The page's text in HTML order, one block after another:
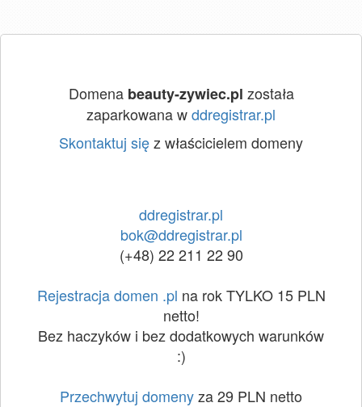
Domena beauty-zywiec.pl została
zaparkowana wddregistrar.pl
Skontaktuj sięz właścicielem domeny
ddregistrar.pl
bok@ddregistrar.pl
(+48) 22 211 22 90
Rejestracja domen .pl na rok TYLKO 15 PLN
netto!
Bez haczyków i bez dodatkowych warunków
:)
Przechwytuj domenyza 29 PLN netto